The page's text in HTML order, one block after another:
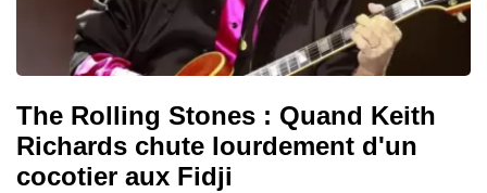
The Rolling Stones : Quand Keith
Richards chute lourdement d'un
cocotier aux Fidji